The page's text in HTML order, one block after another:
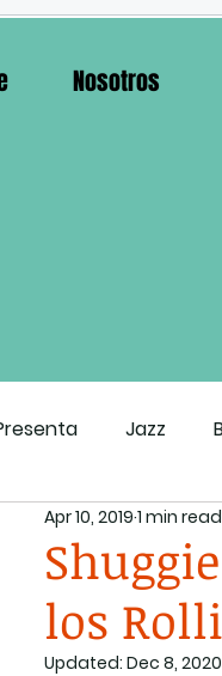
Nosotros
Jazz
Mental N20 El
los
Apr 10, 2019 1 min read
Updated: Dec 8, 2020